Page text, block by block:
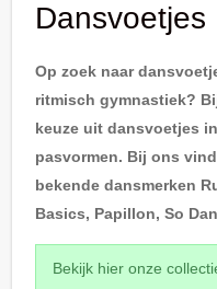
Dansvoetjes
Op zoek naar
ritmisch gymnastiek?
keuze uit dansvoetjes
pasvormen. Bij ons
bekende dansmerken
Basics, Papillon, So
Bekijk hier onze